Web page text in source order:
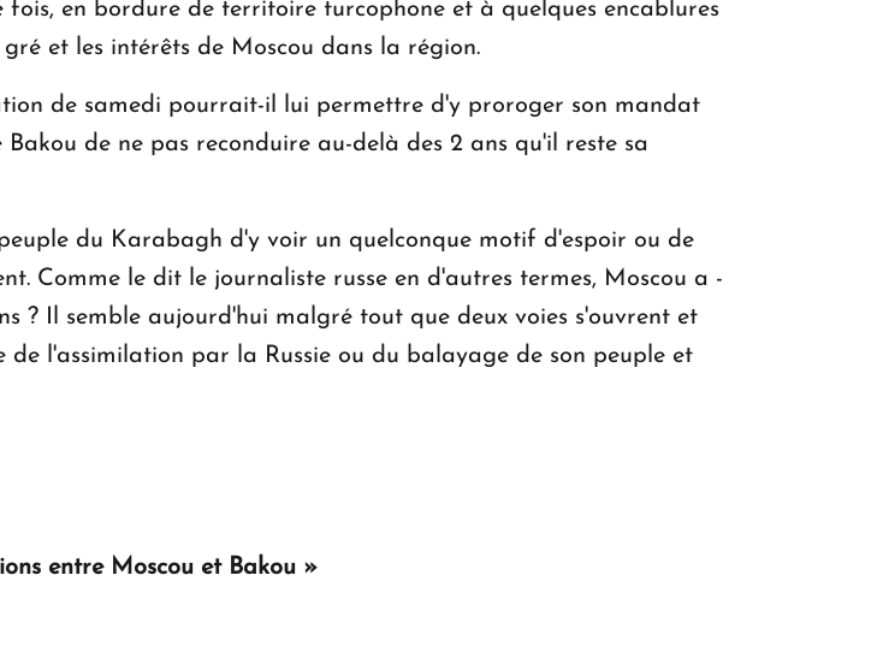
en bordure de territoire turcophone et à quelques encablures
et les intérêts de Moscou dans la région.
de samedi pourrait-il lui permettre d'y proroger son mandat
de ne pas reconduire au-delà des 2 ans qu'il reste sa
du Karabagh d'y voir un quelconque motif d'espoir ou de
Comme le dit le journaliste russe en d'autres termes, Moscou a -
? Il semble aujourd'hui malgré tout que deux voies s'ouvrent et
l'assimilation par la Russie ou du balayage de son peuple et
entre Moscou et Bakou »